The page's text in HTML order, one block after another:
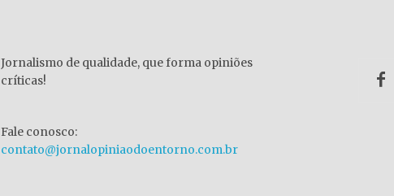
Jornalismo de qualidade, que forma opiniões
críticas!
Fale conosco:
contato@jornalopiniaodoentorno.com.br